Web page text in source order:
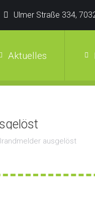
Ulmer Straße 334,
Aktuelles
ausgelöst